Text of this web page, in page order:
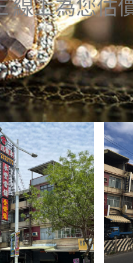
線上為您估